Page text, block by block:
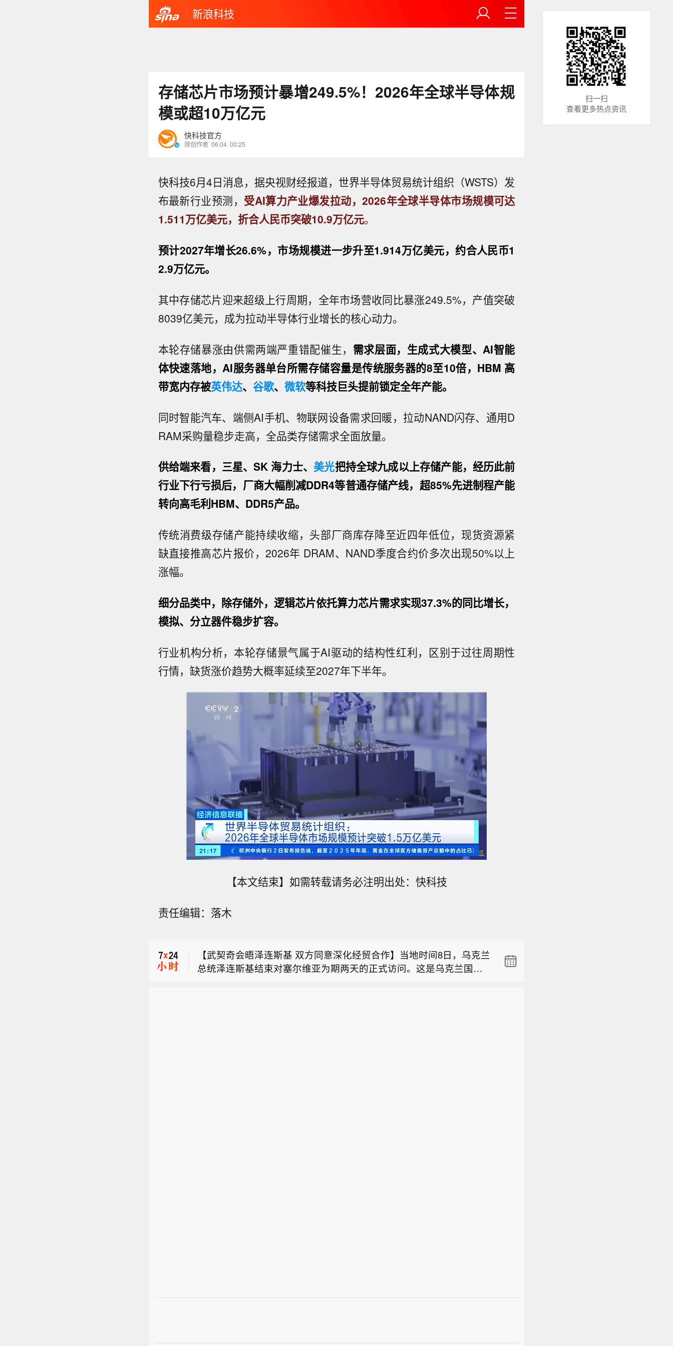
新浪科技
存储芯片市场预计暴增249.5%！2026年全球半导体规
模或超10万亿元
快科技官方
原创作者 06.04 00:25
快科技6月4日消息，据央视财经报道，世界半导体贸易统计组织（WSTS）发
布最新行业预测， 受AI算力产业爆发拉动，2026年全球半导体市场规模可达
1.511万亿美元，折合人民币突破10.9万亿元。
预计2027年增长26.6%，市场规模进一步升至1.914万亿美元，约合人民币1
2.9万亿元。
其中存储芯片迎来超级上行周期，全年市场营收同比暴涨249.5%，产值突破
8039亿美元，成为拉动半导体行业增长的核心动力。
本轮存储暴涨由供需两端严重错配催生， 需求层面，生成式大模型、AI智能
体快速落地，AI服务器单台所需存储容量是传统服务器的8至10倍，HBM 高
带宽内存被英伟达、 谷歌、 微软等科技巨头提前锁定全年产能。
同时智能汽车、端侧AI手机、物联网设备需求回暖，拉动NAND闪存、通用D
RAM采购量稳步走高，全品类存储需求全面放量。
供给端来看，三星、SK 海力士、 美光把持全球九成以上存储产能，经历此前
行业下行亏损后，厂商大幅削减DDR4等普通存储产线，超85%先进制程产能
转向高毛利HBM、DDR5产品。
传统消费级存储产能持续收缩，头部厂商库存降至近四年低位，现货资源紧
缺直接推高芯片报价，2026年 DRAM、NAND季度合约价多次出现50%以上
涨幅。
细分品类中，除存储外，逻辑芯片依托算力芯片需求实现37.3%的同比增长，
模拟、分立器件稳步扩容。
行业机构分析，本轮存储景气属于AI驱动的结构性红利，区别于过往周期性
行情，缺货涨价趋势大概率延续至2027年下半年。
【本文结束】如需转载请务必注明出处：快科技
责任编辑：落木沙特阿拉伯牵头的国际联盟。
【武契奇会晤泽连斯基 双方同意深化经贸合作】当地时间8日，乌克兰
总统泽连斯基结束对塞尔维亚为期两天的正式访问。这是乌克兰国家
扫一扫
查看更多热点资讯